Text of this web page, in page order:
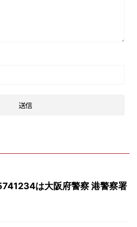
は大阪府警察 港警察署